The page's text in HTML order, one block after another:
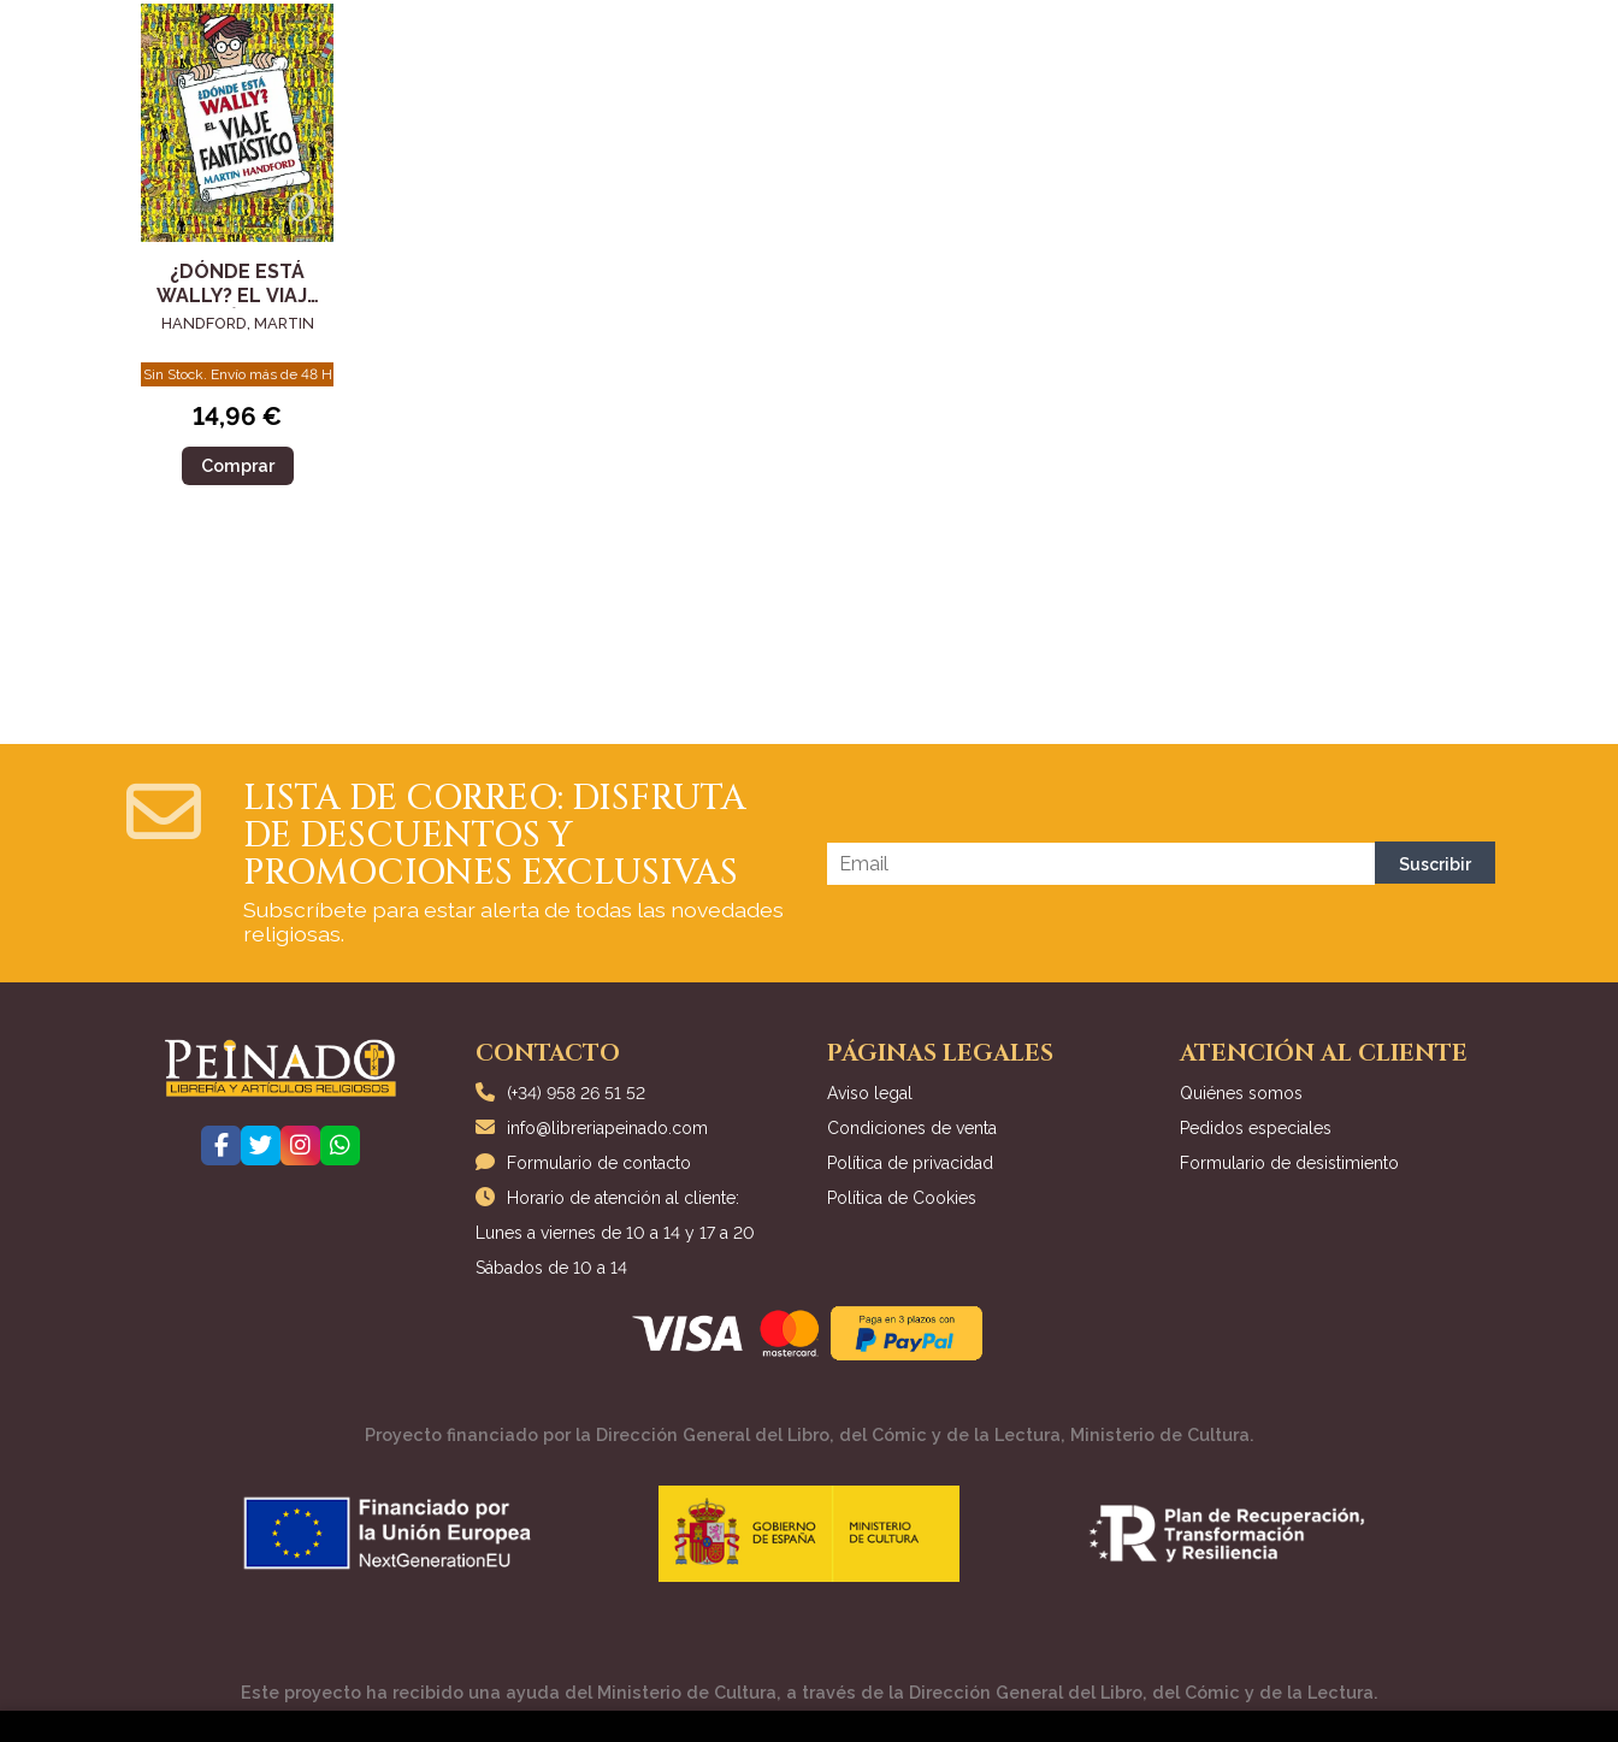
¿DÓNDE ESTÁ
WALLY? EL VIAJE
FANTÁSTICO
¿DÓNDE ESTÁ
WALLY?)
HANDFORD, MARTIN
Sin Stock. Envío más de 48 H
14,96 €
Comprar
LISTA DE CORREO: DISFRUTA
DE DESCUENTOS Y
PROMOCIONES EXCLUSIVAS
Subscríbete para estar alerta de todas las novedades
religiosas.
CONTACTO
(+34) 958 26 51 52
info@libreriapeinado.com
Formulario de contacto
Horario de atención al cliente:
Lunes a viernes de 10 a 14 y 17 a 20
Sábados de 10 a 14
PÁGINAS LEGALES
Aviso legal
Condiciones de venta
Política de privacidad
Política de Cookies
ATENCIÓN AL CLIENTE
Quiénes somos
Pedidos especiales
Formulario de desistimiento
Proyecto financiado por la Dirección General del Libro, del Cómic y de la Lectura, Ministerio de Cultura.
Este proyecto ha recibido una ayuda del Ministerio de Cultura, a través de la Dirección General del Libro, del Cómic y de la Lectura.